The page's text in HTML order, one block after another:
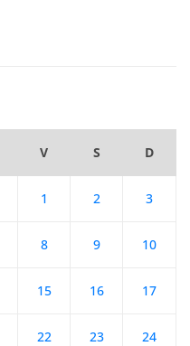
V S D
1 2 3
8 9 10
15 16 17
22 23 24